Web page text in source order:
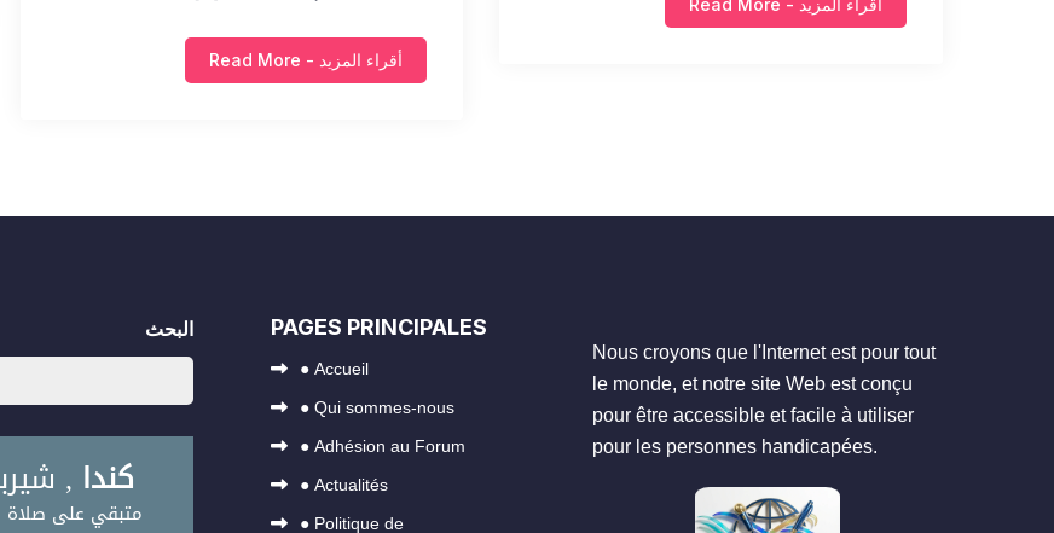
أقراء المزيد - Read More
أقراء المزيد - Read More
البحث PAGES PRINCIPALES
● Accueil
● Qui sommes-nous
● Adhésion au Forum
● Actualités
● Politique de
Nous croyons que l'Internet est pour tout
le monde, et notre site Web est conçu
pour être accessible et facile à utiliser
pour les personnes handicapées.